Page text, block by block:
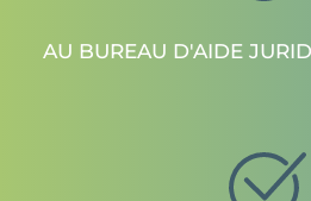
AU BUREAU D'AIDE